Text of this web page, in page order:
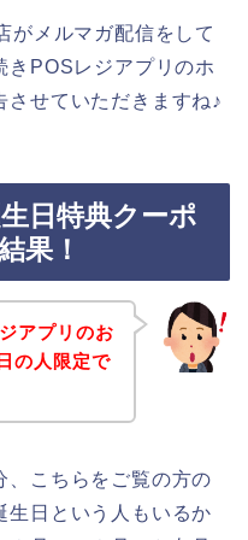
がメルマガ配信をして
きPOSレジアプリのホ
させていただきますね♪
日特典クーポ
果！
アプリのお
の人限定で
、こちらをご覧の方の
生日という人もいるか